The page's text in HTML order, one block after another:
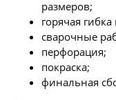
размеров;
горячая
сварочные
перфорация;
покраска;
финальная